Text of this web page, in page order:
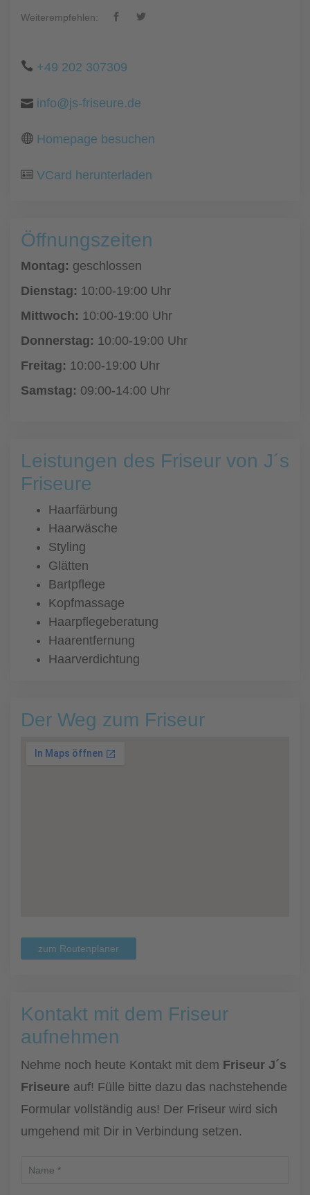
Weiterempfehlen:
+49 202 307309
info@js-friseure.de
Homepage besuchen
VCard herunterladen
Öffnungszeiten
Montag: geschlossen
Dienstag: 10:00-19:00 Uhr
Mittwoch: 10:00-19:00 Uhr
Donnerstag: 10:00-19:00 Uhr
Freitag: 10:00-19:00 Uhr
Samstag: 09:00-14:00 Uhr
Leistungen des Friseur von J´s
Friseure
Haarfärbung
Haarwäsche
Styling
Glätten
Bartpflege
Kopfmassage
Haarpflegeberatung
Haarentfernung
Haarverdichtung
Der Weg zum Friseur
zum Routenplaner
Kontakt mit dem Friseur
aufnehmen
Nehme noch heute Kontakt mit dem Friseur J´s
Friseure auf! Fülle bitte dazu das nachstehende
Formular vollständig aus! Der Friseur wird sich
umgehend mit Dir in Verbindung setzen.